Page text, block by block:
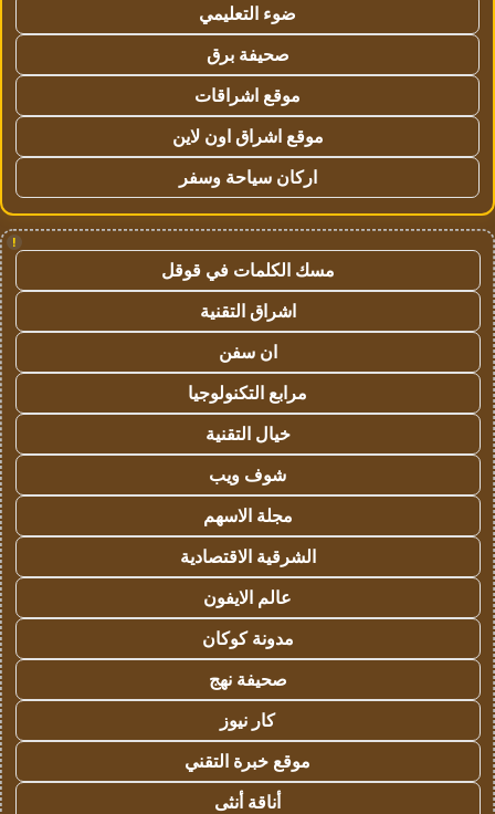
ضوء التعليمي
صحيفة برق
موقع اشراقات
موقع اشراق اون لاين
اركان سياحة وسفر
!
مسك الكلمات في قوقل
اشراق التقنية
ان سفن
مرابع التكنولوجيا
خيال التقنية
شوف ويب
مجلة الاسهم
الشرقية الاقتصادية
عالم الايفون
مدونة كوكان
صحيفة نهج
كار نيوز
موقع خبرة التقني
أناقة أنثى